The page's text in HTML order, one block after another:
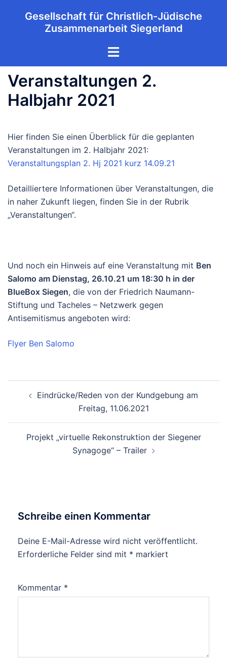
Gesellschaft für Christlich-Jüdische
Zusammenarbeit Siegerland
Menü
Veranstaltungen 2.
Halbjahr 2021
Hier finden Sie einen Überblick für die geplanten
Veranstaltungen im 2. Halbjahr 2021:
Veranstaltungsplan 2. Hj 2021 kurz 14.09.21
Detailliertere Informationen über Veranstaltungen, die
in naher Zukunft liegen, finden Sie in der Rubrik
„Veranstaltungen“.
Und noch ein Hinweis auf eine Veranstaltung mit Ben
Salomo am Dienstag, 26.10.21 um 18:30 h in der
BlueBox Siegen, die von der Friedrich Naumann-
Stiftung und Tacheles – Netzwerk gegen
Antisemitismus angeboten wird:
Flyer Ben Salomo
Navigation
Eindrücke/Reden von der Kundgebung am
Freitag, 11.06.2021
Projekt „virtuelle Rekonstruktion der Siegener
Synagoge“ – Trailer
Schreibe einen Kommentar
Deine E-Mail-Adresse wird nicht veröffentlicht.
Erforderliche Felder sind mit * markiert
Kommentar *